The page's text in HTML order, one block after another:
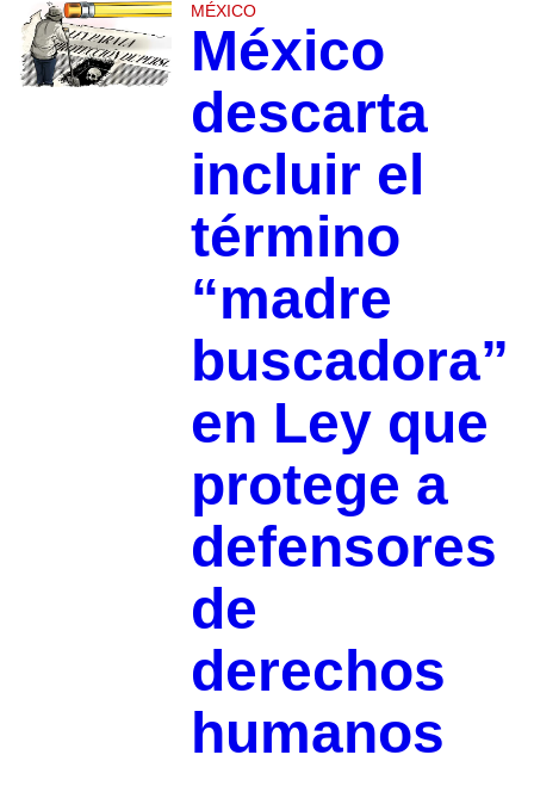
MÉXICO
México
descarta
incluir el
término
“madre
buscadora”
en Ley que
protege a
defensores
de
derechos
humanos